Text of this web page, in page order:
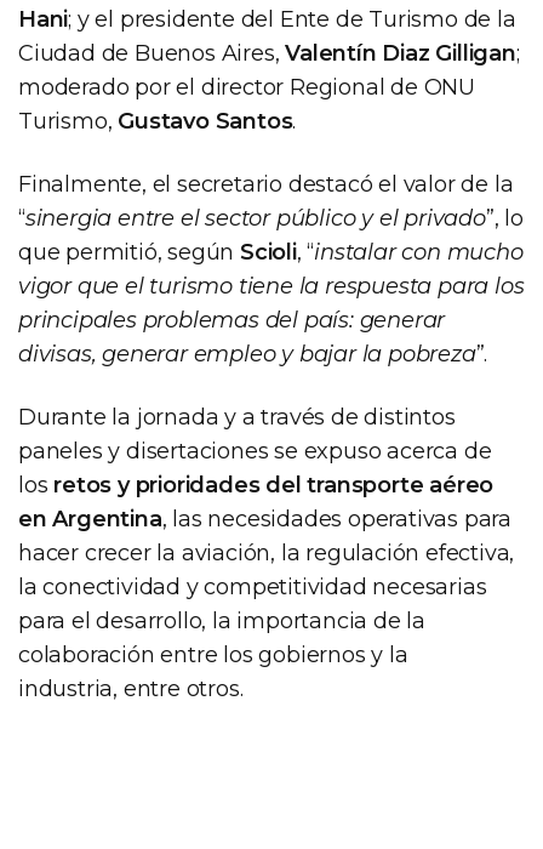
Hani; y el presidente del Ente de Turismo de la
Ciudad de Buenos Aires,Valentín Diaz Gilligan;
moderado por el director Regional de ONU
Turismo, Gustavo Santos.
Finalmente, el secretario destacó el valor de la
“sinergia entre el sector público y el privado”, lo
que permitió, segúnScioli, “instalar con mucho
vigor que el turismo tiene la respuesta para los
principales problemas del país: generar
divisas, generar empleo y bajar la pobreza”.
Durante la jornada y a través de distintos
paneles y disertaciones se expuso acerca de
los retos y prioridades del transporte aéreo
en Argentina, las necesidades operativas para
hacer crecer la aviación, la regulación efectiva,
la conectividad y competitividad necesarias
para el desarrollo, la importancia de la
colaboración entre los gobiernos y la
industria, entre otros.